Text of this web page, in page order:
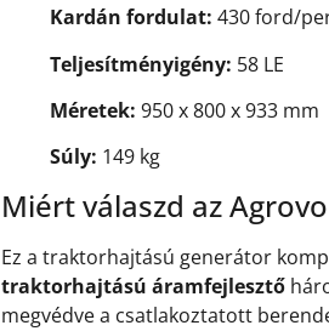
Kardán fordulat: 430 ford/
Teljesítményigény: 58 LE
Méretek: 950 x 800 x 933 mm
Súly: 149 kg
Miért válaszd az
Ez a traktorhajtású generátor
traktorhajtású áramfejlesztő
megvédve a csatlakoztatott